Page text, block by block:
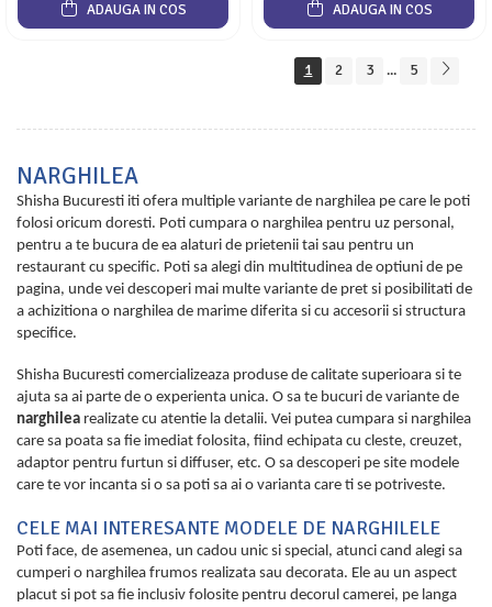
ADAUGA IN COS ADAUGA IN COS
1 2 3 ... 5
NARGHILEA
Shisha Bucuresti iti ofera multiple variante de narghilea pe care le poti
folosi oricum doresti. Poti cumpara o narghilea pentru uz personal,
pentru a te bucura de ea alaturi de prietenii tai sau pentru un
restaurant cu specific. Poti sa alegi din multitudinea de optiuni de pe
pagina, unde vei descoperi mai multe variante de pret si posibilitati de
a achizitiona o narghilea de marime diferita si cu accesorii si structura
specifice.
Shisha Bucuresti comercializeaza produse de calitate superioara si te
ajuta sa ai parte de o experienta unica. O sa te bucuri de variante de
narghilea realizate cu atentie la detalii. Vei putea cumpara si narghilea
care sa poata sa fie imediat folosita, fiind echipata cu cleste, creuzet,
adaptor pentru furtun si diffuser, etc. O sa descoperi pe site modele
care te vor incanta si o sa poti sa ai o varianta care ti se potriveste.
CELE MAI INTERESANTE MODELE DE NARGHILELE
Poti face, de asemenea, un cadou unic si special, atunci cand alegi sa
cumperi o narghilea frumos realizata sau decorata. Ele au un aspect
placut si pot sa fie inclusiv folosite pentru decorul camerei, pe langa